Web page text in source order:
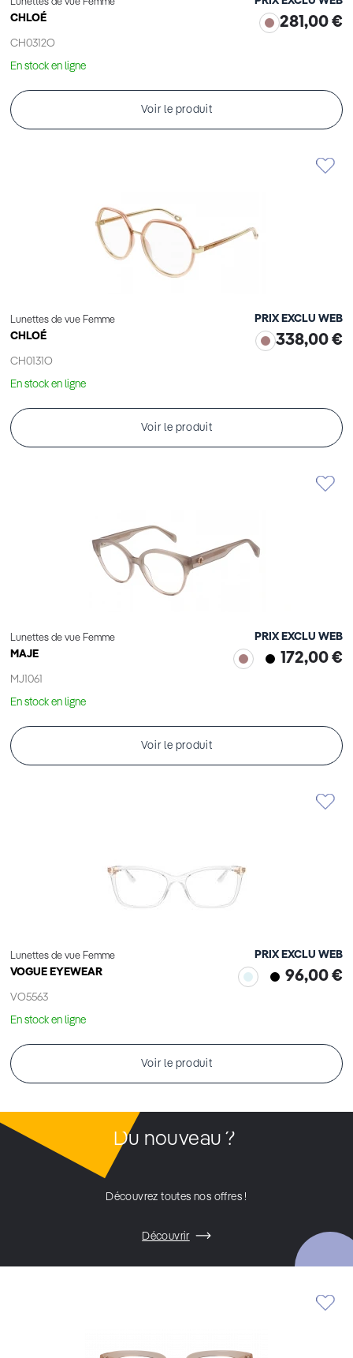
Lunettes de vue Femme
CHLOÉ
CH0312O
281,00 €
En stock en ligne
Voir le produit
Lunettes de vue Femme
CHLOÉ
CH0131O
PRIX EXCLU WEB
338,00 €
En stock en ligne
Voir le produit
Lunettes de vue Femme
MAJE
MJ1061
PRIX EXCLU WEB
172,00 €
En stock en ligne
Voir le produit
Lunettes de vue Femme
VOGUE EYEWEAR
VO5563
PRIX EXCLU WEB
96,00 €
En stock en ligne
Voir le produit
Du nouveau ?
Découvrez toutes nos offres !
Découvrir